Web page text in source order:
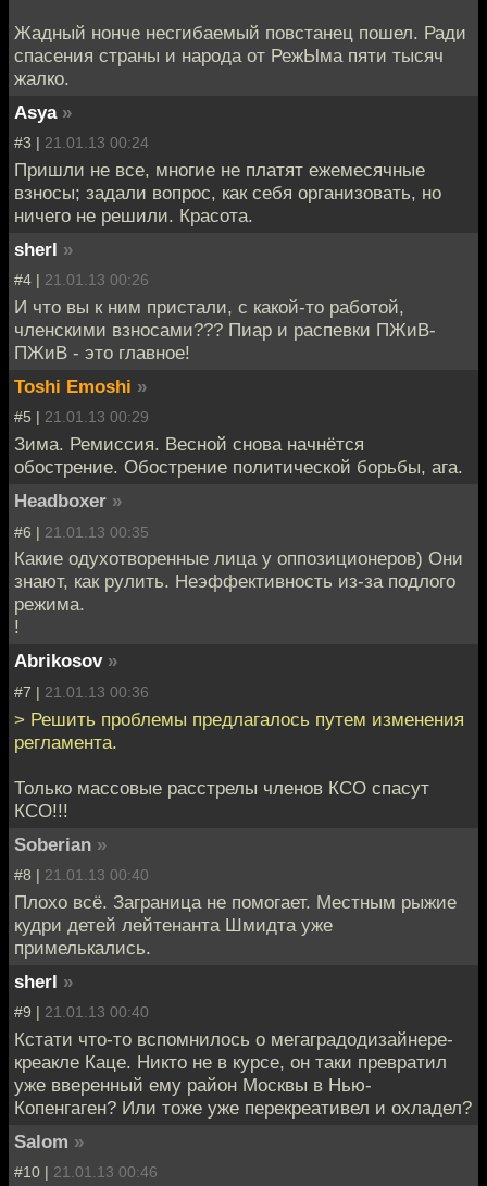
Жадный нонче несгибаемый повстанец пошел. Ради
спасения страны и народа от РежЫма пяти тысяч
жалко.
Asya »
#3 | 21.01.13 00:24
Пришли не все, многие не платят ежемесячные
взносы; задали вопрос, как себя организовать, но
ничего не решили. Красота.
sherl »
#4 | 21.01.13 00:26
И что вы к ним пристали, с какой-то работой,
членскими взносами??? Пиар и распевки ПЖиВ-
ПЖиВ - это главное!
Toshi Emoshi »
#5 | 21.01.13 00:29
Зима. Ремиссия. Весной снова начнётся
обострение. Обострение политической борьбы, ага.
Headboxer »
#6 | 21.01.13 00:35
Какие одухотворенные лица у оппозиционеров) Они
знают, как рулить. Неэффективность из-за подлого
режима.
!
Abrikosov »
#7 | 21.01.13 00:36
> Решить проблемы предлагалось путeм изменения
регламента.
Только массовые расстрелы членов КСО спасут
КСО!!!
Soberian »
#8 | 21.01.13 00:40
Плохо всё. Заграница не помогает. Местным рыжие
кудри детей лейтенанта Шмидта уже
примелькались.
sherl »
#9 | 21.01.13 00:40
Кстати что-то вспомнилось о мегаградодизайнере-
креакле Каце. Никто не в курсе, он таки превратил
уже вверенный ему район Москвы в Нью-
Копенгаген? Или тоже уже перекреативел и охладел?
Salom »
#10 | 21.01.13 00:46